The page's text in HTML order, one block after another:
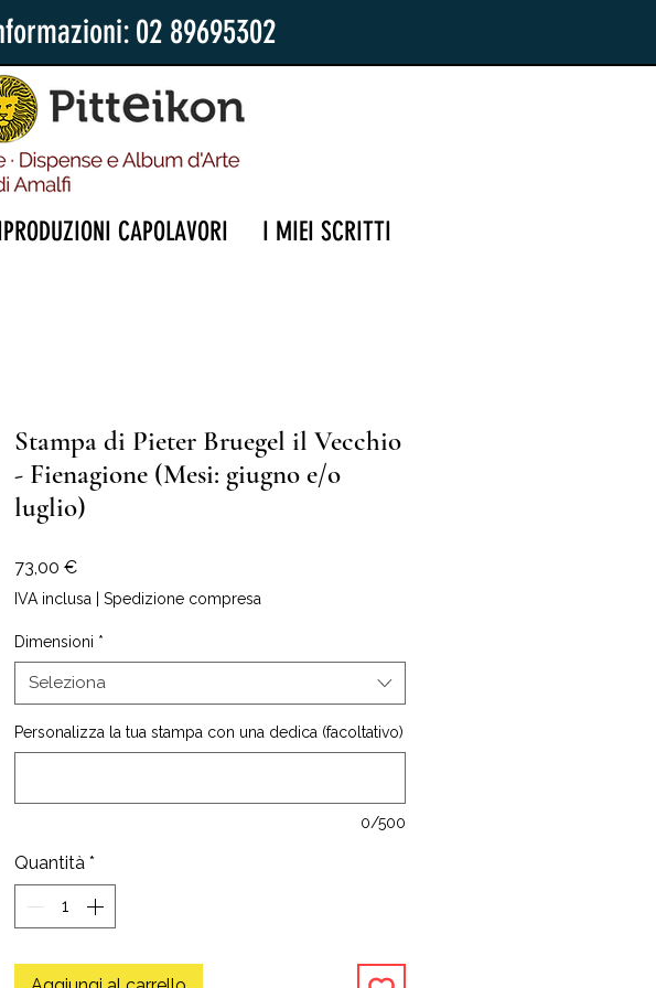
02 89695302
CAPOLAVORI I MIEI SCRITTI
Stampa di Pieter Bruegel il Vecchio
- Fienagione (Mesi: giugno e/o
luglio)
73,00 €Prezzo
IVA inclusa Spedizione compresa
Dimensioni *
Seleziona
Personalizza la tua stampa con una dedica (facoltativo)
0/500
Quantità *